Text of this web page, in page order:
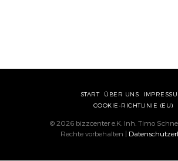
START ÜBER UNS
COOKIE-RICHTLINIE (EU)
© 2026 bizzcenter e.K. Inh. Timo
Rechte vorbehalten |